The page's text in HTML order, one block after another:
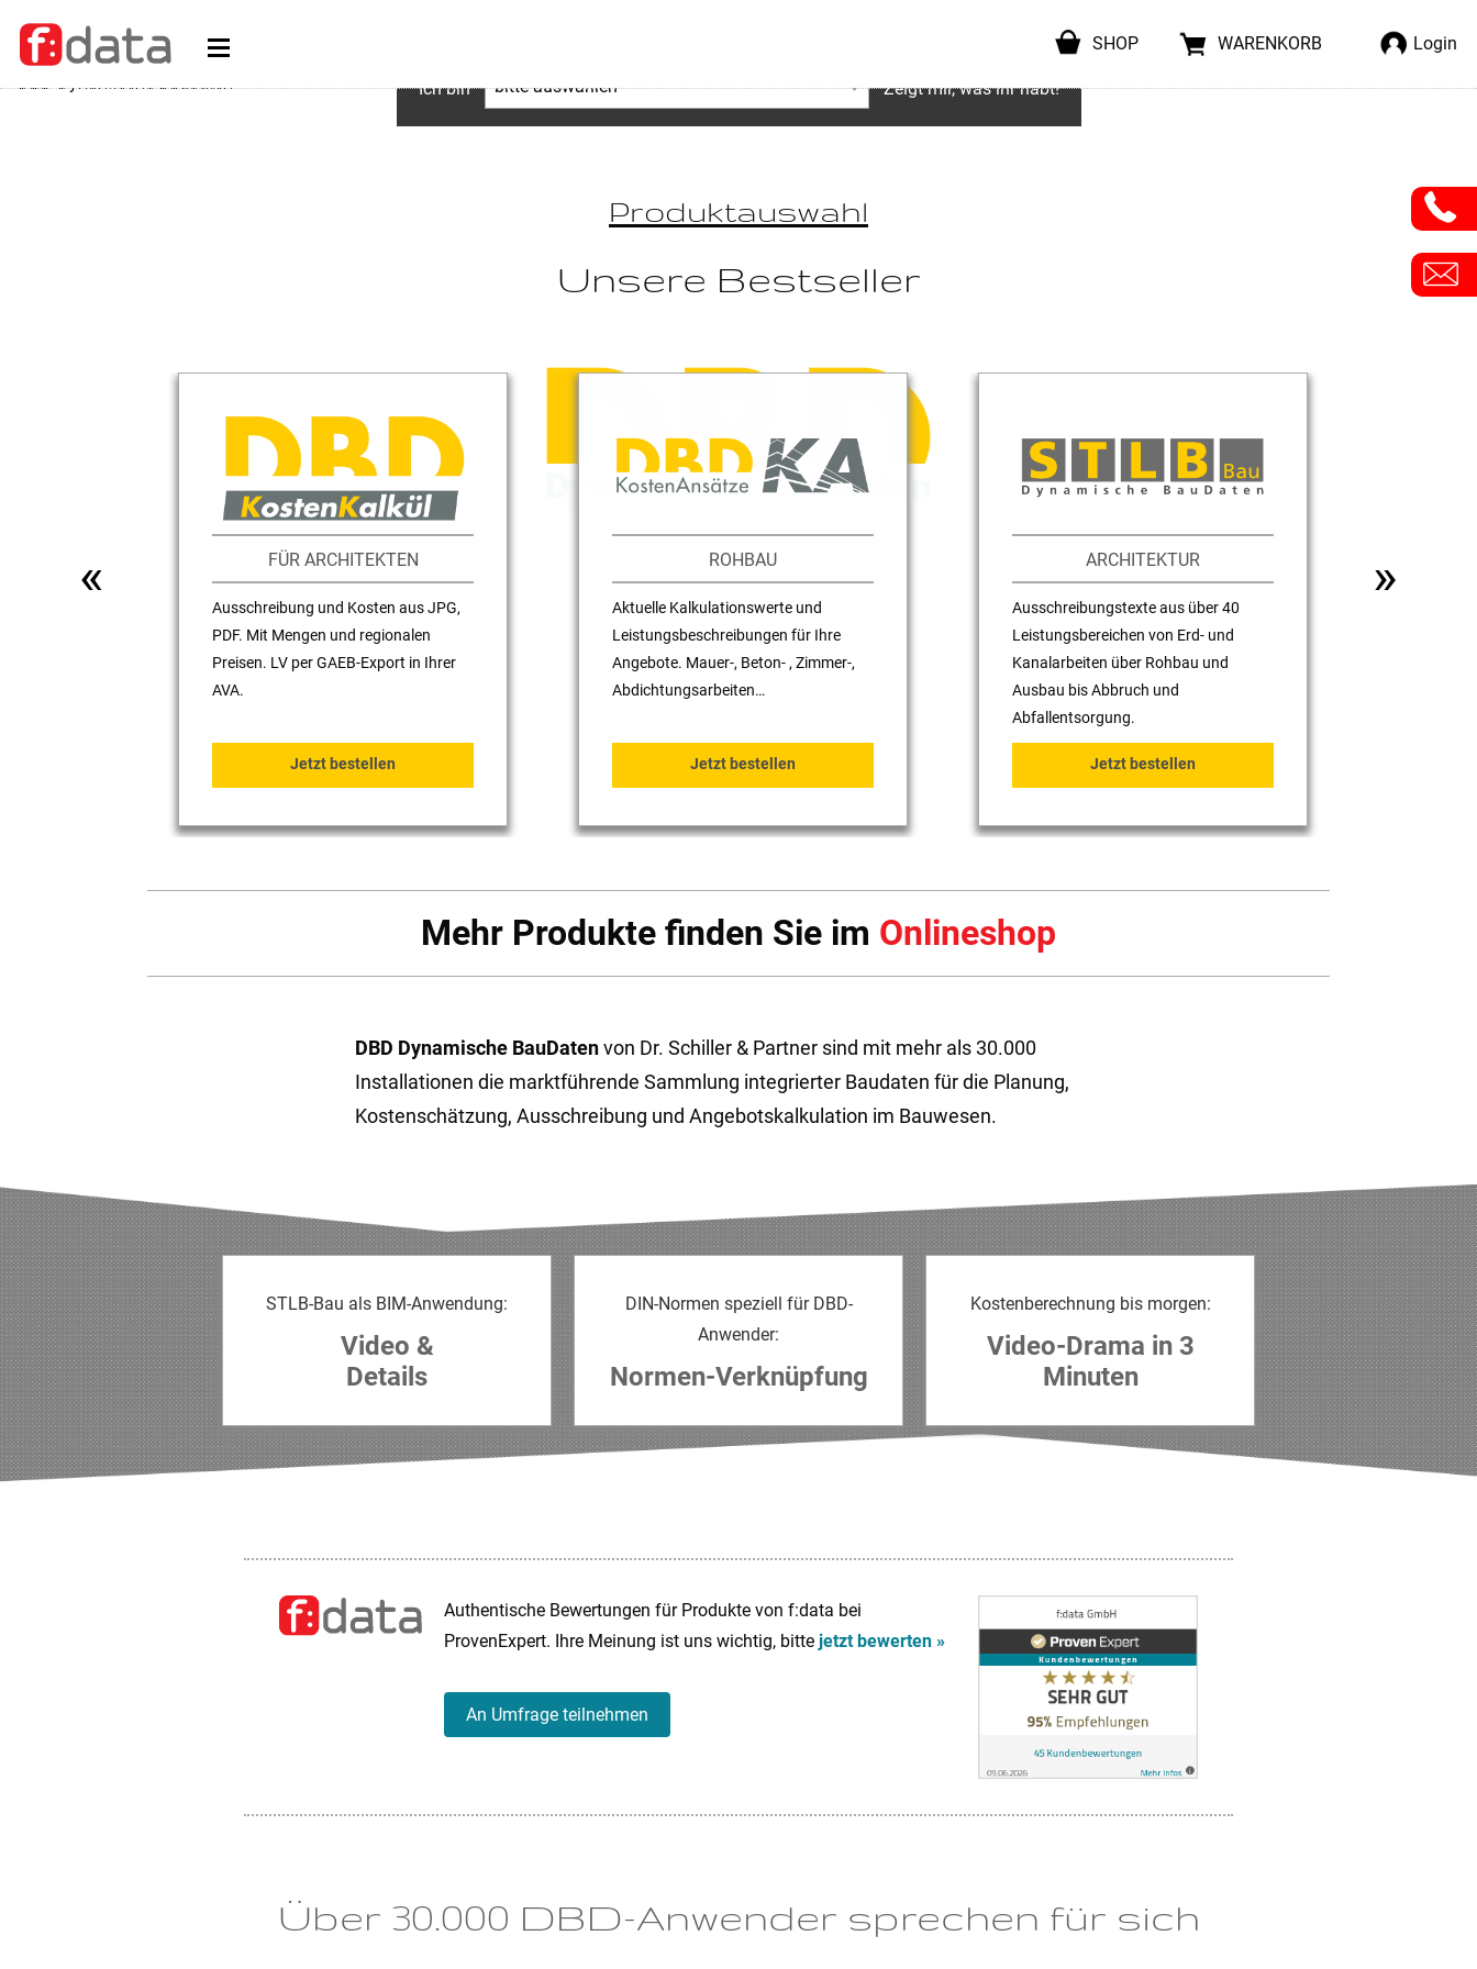
SHOP WARENKORB Login
Ich bin Zeigt mir, was ihr habt!
Produktauswahl
Unsere Bestseller
Zurück
«︎ »︎
FÜR ARCHITEKTEN
Ausschreibung und Kosten aus JPG,
PDF. Mit Mengen und regionalen
Preisen. LV per GAEB-Export in Ihrer
AVA.
Jetzt bestellen
ROHBAU
Aktuelle Kalkulationswerte und
Leistungsbeschreibungen für Ihre
Angebote. Mauer-, Beton- , Zimmer-,
Abdichtungsarbeiten…
Jetzt bestellen
ARCHITEKTUR
Ausschreibungstexte aus über 40
Leistungsbereichen von Erd- und
Kanalarbeiten über Rohbau und
Ausbau bis Abbruch und
Abfallentsorgung.
Jetzt bestellen
Mehr Produkte finden Sie im Onlineshop
DBD Dynamische BauDaten von Dr. Schiller & Partner sind mit mehr als 30.000
Installationen die markt­führende Sammlung integrierter Baudaten für die Planung,
Kostenschätzung, Ausschreibung und Angebots­kalkulation im Bauwesen.
STLB-Bau als BIM-Anwendung:
Video &
Details
DIN-Normen speziell für DBD-
Anwender:
Normen-Verknüpfung
Kostenberechnung bis morgen:
Video-Drama in 3
Minuten
Authentische Bewertungen für Produkte von f:data bei
ProvenExpert. Ihre Meinung ist uns wichtig, bitte jetzt bewerten »
An Umfrage teilnehmen
Über 30.000 DBD-Anwender sprechen für sich